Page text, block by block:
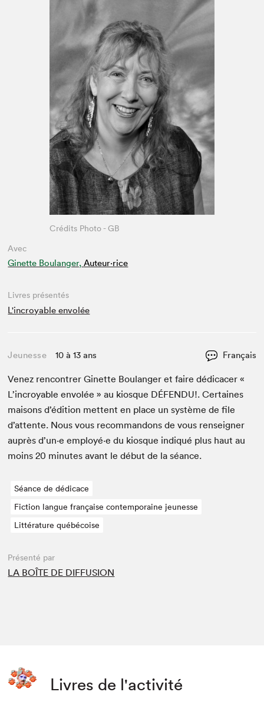
Avec
Ginette Boulanger, Auteur·rice
Crédits Photo - GB
Livres présentés
L'incroyable envolée
Jeunesse 10 à 13 ans Français
Venez ren­con­tr­er Ginette Boulanger et faire dédi­cac­er «
L’in­croy­able envolée » au kiosque DÉFENDU!. Cer­taines
maisons d’édi­tion met­tent en place un sys­tème de file
d’at­tente. Nous vous recom­man­dons de vous ren­seign­er
auprès d’un·e employé·e du kiosque indiqué plus haut au
moins20 min­utes avant le début de la séance.
Séance de dédicace
Fiction langue française contemporaine jeunesse
Littérature québécoise
Présenté par
LA BOÎTE DE DIFFUSION
Livres de l'activité